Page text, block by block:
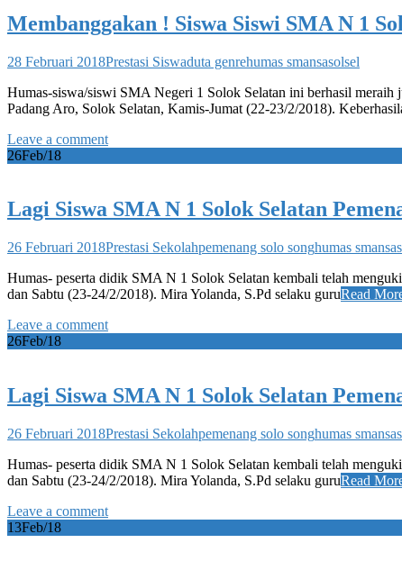
Membanggakan ! Siswa Siswi SMA N 1
28 Februari 2018Prestasi Siswaduta genrehumas smansasolsel
Humas-siswa/siswi SMA Negeri 1 Solok Selatan ini berhasil meraih
Padang Aro, Solok Selatan, Kamis-Jumat (22-23/2/2018).
Leave a comment
26Feb/18
Lagi Siswa SMA N 1 Solok Selatan
26 Februari 2018Prestasi Sekolahpemenang solo songhumas
Humas- peserta didik SMA N 1 Solok Selatan kembali telah
dan Sabtu (23-24/2/2018). Mira Yolanda, S.Pd selaku guruRead
Leave a comment
26Feb/18
Lagi Siswa SMA N 1 Solok Selatan
26 Februari 2018Prestasi Sekolahpemenang solo songhumas
Humas- peserta didik SMA N 1 Solok Selatan kembali telah
dan Sabtu (23-24/2/2018). Mira Yolanda, S.Pd selaku guruRead
Leave a comment
13Feb/18